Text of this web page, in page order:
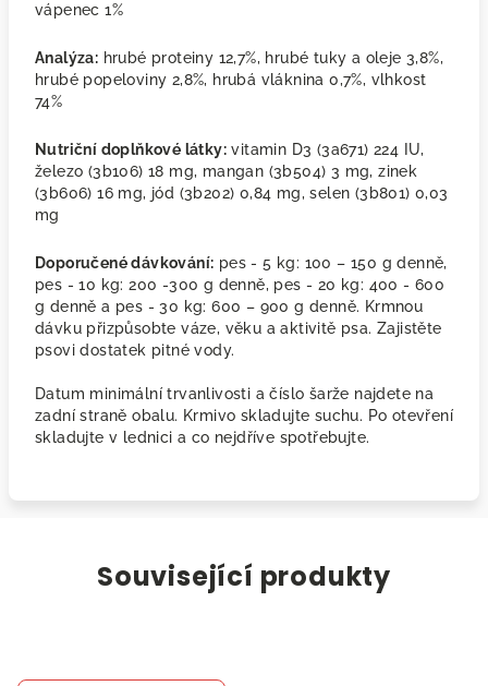
vápenec 1%
Analýza: hrubé proteiny 12,7%, hrubé tuky a oleje 3,8%,
hrubé popeloviny 2,8%, hrubá vláknina 0,7%, vlhkost
74%
Nutriční doplňkové látky: vitamin D3 (3a671) 224 IU,
železo (3b106) 18 mg, mangan (3b504) 3 mg, zinek
(3b606) 16 mg, jód (3b202) 0,84 mg, selen (3b801) 0,03
mg
Doporučené dávkování: pes - 5 kg: 100 – 150 g denně,
pes - 10 kg: 200 -300 g denně, pes - 20 kg: 400 - 600
g denně a pes - 30 kg: 600 – 900 g denně. Krmnou
dávku přizpůsobte váze, věku a aktivitě psa. Zajistěte
psovi dostatek pitné vody.
Datum minimální trvanlivosti a číslo šarže najdete na
zadní straně obalu. Krmivo skladujte suchu. Po otevření
skladujte v lednici a co nejdříve spotřebujte.
Související produkty